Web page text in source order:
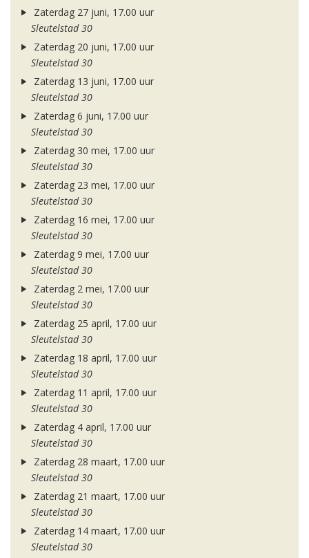
Zaterdag 27 juni, 17.00 uur
Sleutelstad 30
Zaterdag 20 juni, 17.00 uur
Sleutelstad 30
Zaterdag 13 juni, 17.00 uur
Sleutelstad 30
Zaterdag 6 juni, 17.00 uur
Sleutelstad 30
Zaterdag 30 mei, 17.00 uur
Sleutelstad 30
Zaterdag 23 mei, 17.00 uur
Sleutelstad 30
Zaterdag 16 mei, 17.00 uur
Sleutelstad 30
Zaterdag 9 mei, 17.00 uur
Sleutelstad 30
Zaterdag 2 mei, 17.00 uur
Sleutelstad 30
Zaterdag 25 april, 17.00 uur
Sleutelstad 30
Zaterdag 18 april, 17.00 uur
Sleutelstad 30
Zaterdag 11 april, 17.00 uur
Sleutelstad 30
Zaterdag 4 april, 17.00 uur
Sleutelstad 30
Zaterdag 28 maart, 17.00 uur
Sleutelstad 30
Zaterdag 21 maart, 17.00 uur
Sleutelstad 30
Zaterdag 14 maart, 17.00 uur
Sleutelstad 30